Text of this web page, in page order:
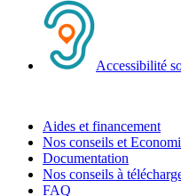
Accessibilité
Aides et financement
Nos conseils et
Documentation
Nos conseils à
FAQ